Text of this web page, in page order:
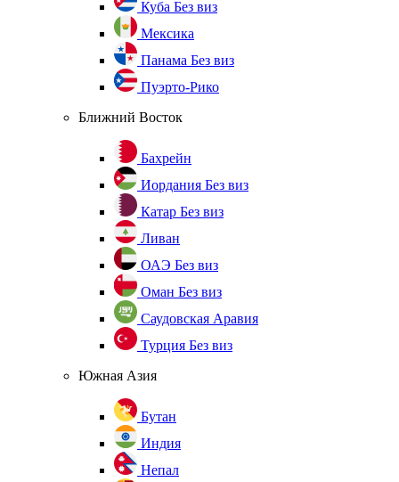
Куба Без виз
Мексика
Панама Без виз
Пуэрто-Рико
Ближний Восток
Бахрейн
Иордания Без виз
Катар Без виз
Ливан
ОАЭ Без виз
Оман Без виз
Саудовская Аравия
Турция Без виз
Южная Азия
Бутан
Индия
Непал